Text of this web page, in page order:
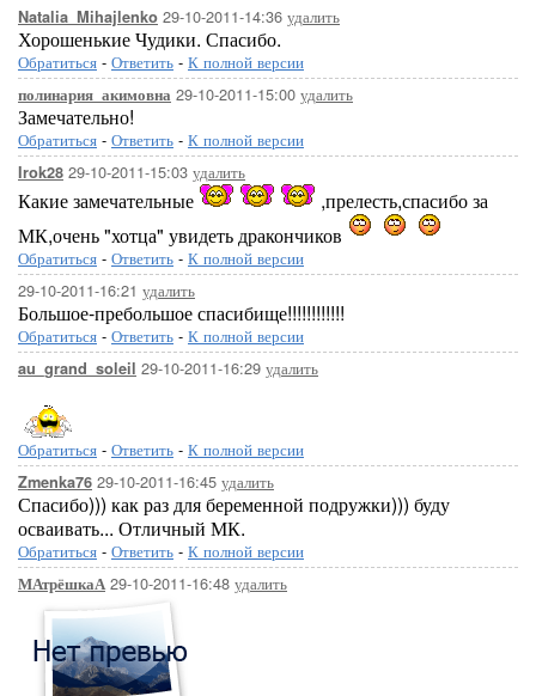
Natalia_Mihajlenko 29-10-2011-14:36 удалить
Хорошенькие Чудики. Спасибо.
Обратиться - Ответить - К полной версии
полинария_акимовна 29-10-2011-15:00 удалить
Замечательно!
Обратиться - Ответить - К полной версии
Irok28 29-10-2011-15:03 удалить
Какие замечательные
,прелесть,спасибо за
МК,очень "хотца" увидеть дракончиков
Обратиться - Ответить - К полной версии
29-10-2011-16:21 удалить
Большое-пребольшое спасибище!!!!!!!!!!!!
Обратиться - Ответить - К полной версии
au_grand_soleil 29-10-2011-16:29 удалить
Обратиться - Ответить - К полной версии
Zmenka76 29-10-2011-16:45 удалить
Спасибо))) как раз для беременной подружки))) буду
осваивать... Отличный МК.
Обратиться - Ответить - К полной версии
МАтрёшкаА 29-10-2011-16:48 удалить